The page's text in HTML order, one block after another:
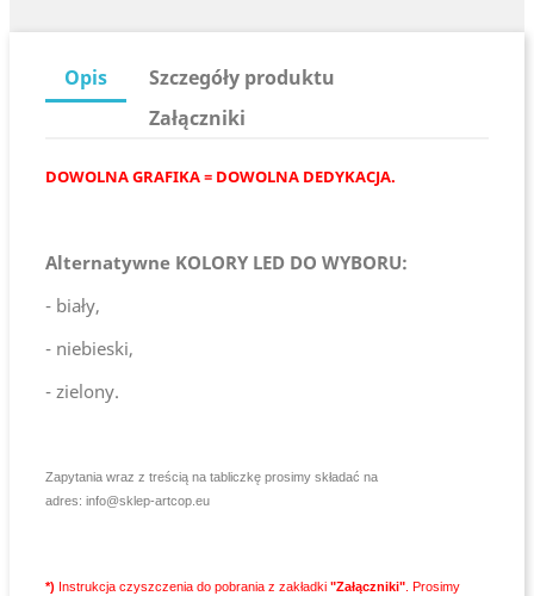
Opis
Szczegóły produktu
Załączniki
DOWOLNA GRAFIKA = DOWOLNA DEDYKACJA.
Alternatywne KOLORY LED DO WYBORU:
- biały,
- niebieski,
- zielony.
Zapytania wraz z treścią na tabliczkę prosimy składać na
adres: info@sklep-artcop.eu
*) Instrukcja czyszczenia do pobrania z zakładki "Załączniki" . Prosimy